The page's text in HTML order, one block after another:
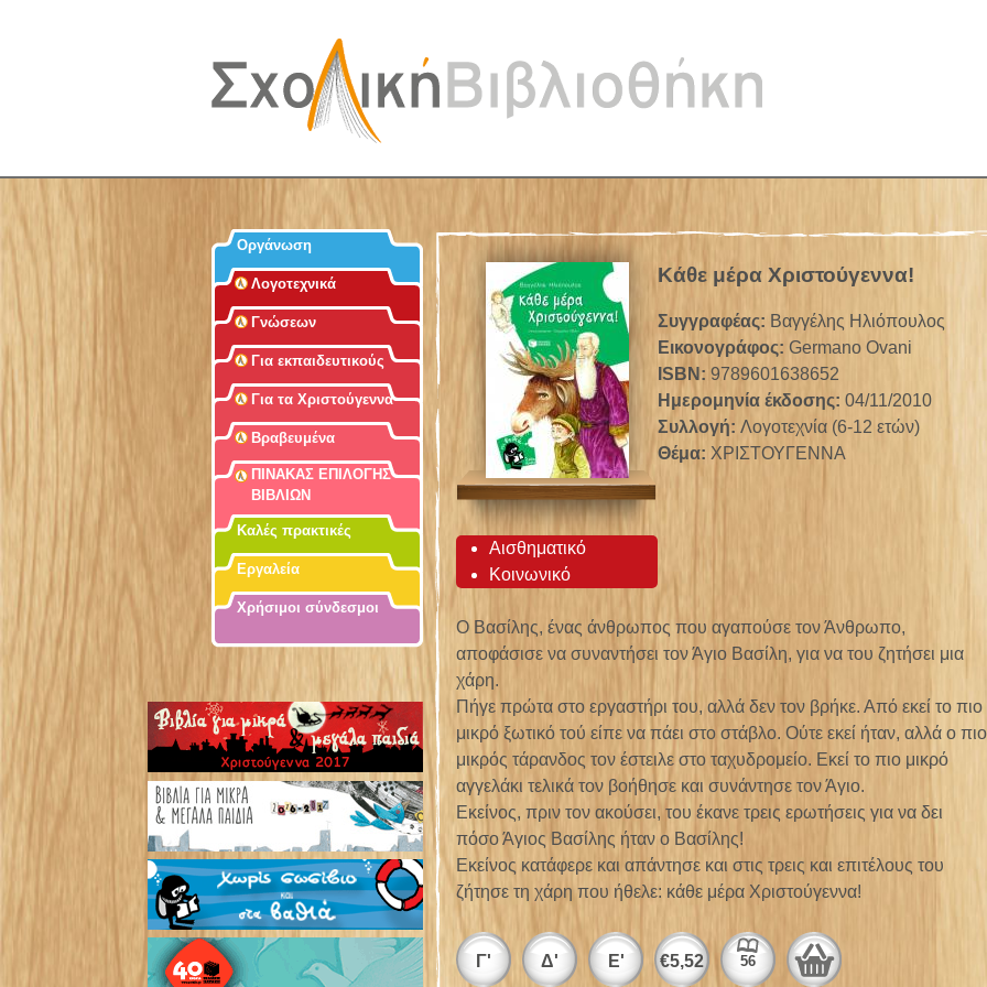
Αισθηματικό
Κοινωνικό
Κάθε μέρα Χριστούγεννα!
Συγγραφέας: Βαγγέλης Ηλιόπουλος
Εικονογράφος:Germano Ovani
ISBN:9789601638652
Ημερομηνία έκδοσης:04/11/2010
Συλλογή:Λογοτεχνία (6-12 ετών)
Θέμα: ΧΡΙΣΤΟΥΓΕΝΝΑ
Ο Βασίλης, ένας άνθρωπος που αγαπούσε τον Άνθρωπο,
αποφάσισε να συναντήσει τον Άγιο Βασίλη, για να του ζητήσει μια
χάρη.
Πήγε πρώτα στο εργαστήρι του, αλλά δεν τον βρήκε. Από εκεί το πιο
μικρό ξωτικό τού είπε να πάει στο στάβλο. Ούτε εκεί ήταν, αλλά ο πιο
μικρός τάρανδος τον έστειλε στο ταχυδρομείο. Εκεί το πιο μικρό
αγγελάκι τελικά τον βοήθησε και συνάντησε τον Άγιο.
Εκείνος, πριν τον ακούσει, του έκανε τρεις ερωτήσεις για να δει
πόσο Άγιος Βασίλης ήταν ο Βασίλης!
Εκείνος κατάφερε και απάντησε και στις τρεις και επιτέλους του
ζήτησε τη χάρη που ήθελε: κάθε μέρα Χριστούγεννα!
Γ' Δ' Ε' €5,52 56
Οργάνωση
Λογοτεχνικά
Γνώσεων
Για εκπαιδευτικούς
Για τα Χριστούγεννα
Βραβευμένα
ΠΙΝΑΚΑΣ ΕΠΙΛΟΓΗΣ
ΒΙΒΛΙΩΝ
Καλές πρακτικές
Εργαλεία
Χρήσιμοι σύνδεσμοι